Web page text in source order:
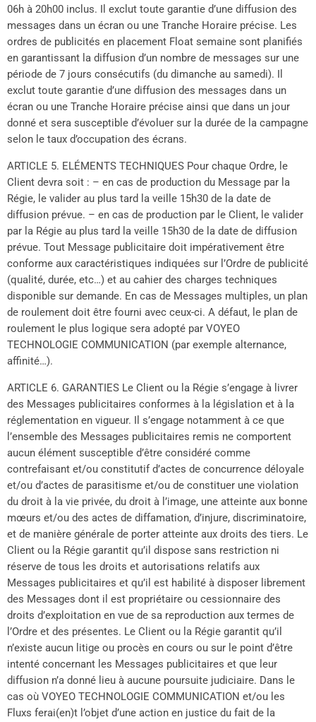
06h à 20h00 inclus. Il exclut toute garantie d’une diffusion des
messages dans un écran ou une Tranche Horaire précise. Les
ordres de publicités en placement Float semaine sont planifiés
en garantissant la diffusion d’un nombre de messages sur une
période de 7 jours consécutifs (du dimanche au samedi). Il
exclut toute garantie d’une diffusion des messages dans un
écran ou une Tranche Horaire précise ainsi que dans un jour
donné et sera susceptible d’évoluer sur la durée de la campagne
selon le taux d’occupation des écrans.
ARTICLE 5. ELÉMENTS TECHNIQUES Pour chaque Ordre, le
Client devra soit : – en cas de production du Message par la
Régie, le valider au plus tard la veille 15h30 de la date de
diffusion prévue. – en cas de production par le Client, le valider
par la Régie au plus tard la veille 15h30 de la date de diffusion
prévue. Tout Message publicitaire doit impérativement être
conforme aux caractéristiques indiquées sur l’Ordre de publicité
(qualité, durée, etc…) et au cahier des charges techniques
disponible sur demande. En cas de Messages multiples, un plan
de roulement doit être fourni avec ceux-ci. A défaut, le plan de
roulement le plus logique sera adopté par VOYEO
TECHNOLOGIE COMMUNICATION (par exemple alternance,
affinité…).
ARTICLE 6. GARANTIES Le Client ou la Régie s’engage à livrer
des Messages publicitaires conformes à la législation et à la
réglementation en vigueur. Il s’engage notamment à ce que
l’ensemble des Messages publicitaires remis ne comportent
aucun élément susceptible d’être considéré comme
contrefaisant et/ou constitutif d’actes de concurrence déloyale
et/ou d’actes de parasitisme et/ou de constituer une violation
du droit à la vie privée, du droit à l’image, une atteinte aux bonne
mœurs et/ou des actes de diffamation, d’injure, discriminatoire,
et de manière générale de porter atteinte aux droits des tiers. Le
Client ou la Régie garantit qu’il dispose sans restriction ni
réserve de tous les droits et autorisations relatifs aux
Messages publicitaires et qu’il est habilité à disposer librement
des Messages dont il est propriétaire ou cessionnaire des
droits d’exploitation en vue de sa reproduction aux termes de
l’Ordre et des présentes. Le Client ou la Régie garantit qu’il
n’existe aucun litige ou procès en cours ou sur le point d’être
intenté concernant les Messages publicitaires et que leur
diffusion n’a donné lieu à aucune poursuite judiciaire. Dans le
cas où VOYEO TECHNOLOGIE COMMUNICATION et/ou les
Fluxs ferai(en)t l’objet d’une action en justice du fait de la